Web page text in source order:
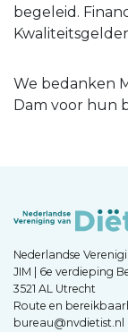
begeleid.
We bedanken
Dam voor hun
Nederlandse
JIM | 6e verdieping
3521 AL Utrecht
Route en
bureau@nvdietist.nl